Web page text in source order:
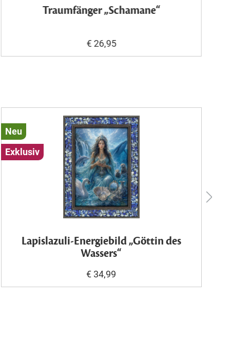
Traumfänger „Schamane“
€ 26,95
Neu
Exklusiv
Lapislazuli-Energiebild „Göttin des
Wassers“
€ 34,99